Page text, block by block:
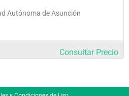
Autónoma de Asunción
Consultar Precio